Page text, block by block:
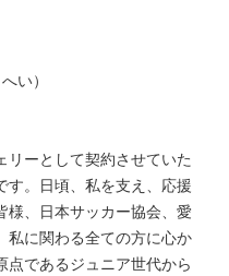
い）
リーとして契約させていた
す。日頃、私を支え、応援
様、日本サッカー協会、愛
私に関わる全ての方に心か
点であるジュニア世代から